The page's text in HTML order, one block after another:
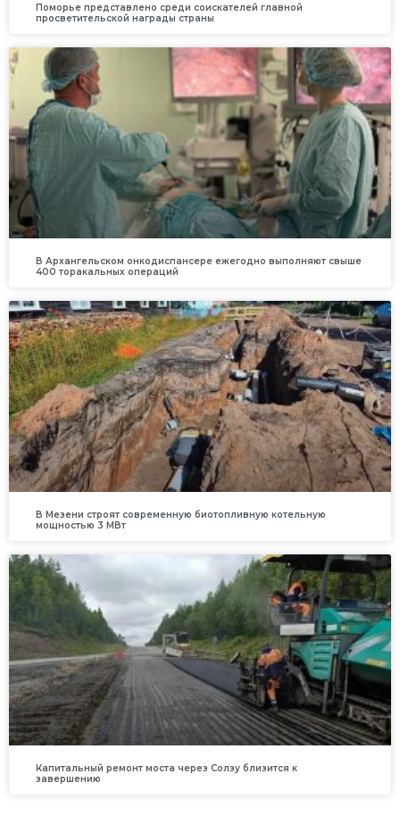
Поморье представлено среди соискателей главной
просветительской награды страны
В Архангельском онкодиспансере ежегодно выполняют свыше
400 торакальных операций
В Мезени строят современную биотопливную котельную
мощностью 3 МВт
Капитальный ремонт моста через Солзу близится к
завершению